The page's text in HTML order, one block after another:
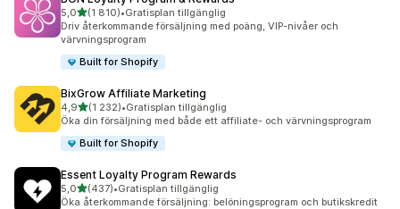
5,0av 5 stjärnor
(1 810)
1810 recensioner totalt
•Gratisplan tillgänglig
Driv återkommande försäljning med poäng, VIP-nivåer och
värvningsprogram
Built for Shopify
BixGrow Affiliate Marketing
4,9av 5 stjärnor
(1 232)
1232 recensioner totalt
•Gratisplan tillgänglig
Öka din försäljning med både ett affiliate- och värvningsprogram
Built for Shopify
Essent Loyalty Program Rewards
5,0av 5 stjärnor
(437)
437 recensioner totalt
•Gratisplan tillgänglig
Öka återkommande försäljning: belöningsprogram och butikskredit